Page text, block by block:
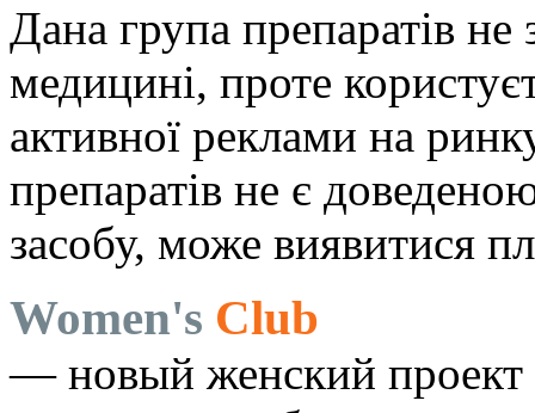
Дана група препаратів не
медицині, проте
активної реклами на
препаратів не є
засобу, може виявитися
Women's Club
— новый женский проект